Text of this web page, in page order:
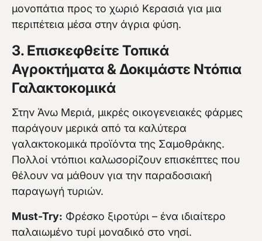
μονοπάτια προς το χωριό Κερασιά για μια
περιπέτεια μέσα στην άγρια φύση.
3. Επισκεφθείτε Τοπικά
Αγροκτήματα & Δοκιμάστε Ντόπια
Γαλακτοκομικά
Στην Άνω Μεριά, μικρές οικογενειακές φάρμες
παράγουν μερικά από τα καλύτερα
γαλακτοκομικά προϊόντα της Σαμοθράκης.
Πολλοί ντόπιοι καλωσορίζουν επισκέπτες που
θέλουν να μάθουν για την παραδοσιακή
παραγωγή τυριών.
Must-Try: Φρέσκο ξιροτύρι – ένα ιδιαίτερο
παλαιωμένο τυρί μοναδικό στο νησί.